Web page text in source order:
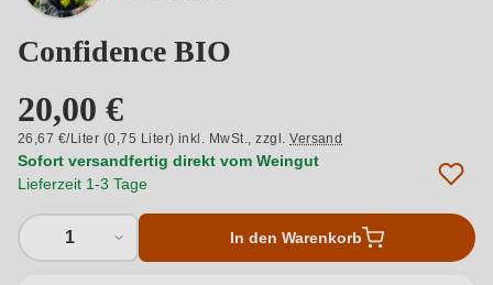
Confidence BIO
20,00 €
26,67 €/Liter (0,75 Liter) inkl. MwSt.,zzgl.Versand
Sofort versandfertig direkt vom Weingut
Lieferzeit 1-3 Tage
1 In den Warenkorb